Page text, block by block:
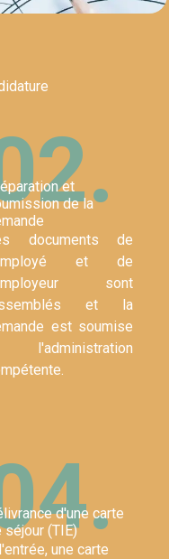
et
de la
documents de
et de
sont
et la
est soumise
d'une carte
séjour (TIE)
une carte